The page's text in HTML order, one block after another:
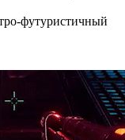
футуристичный